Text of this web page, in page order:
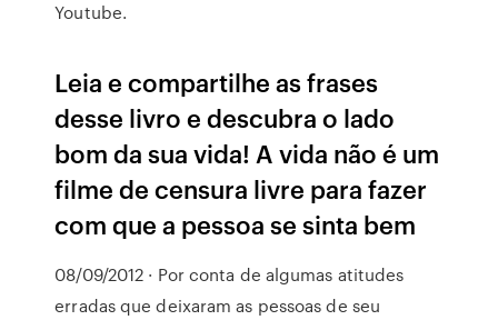
Youtube.
Leia e compartilhe as frases
desse livro e descubra o lado
bom da sua vida! A vida não é um
filme de censura livre para fazer
com que a pessoa se sinta bem
08/09/2012 · Por conta de algumas atitudes
erradas que deixaram as pessoas de seu